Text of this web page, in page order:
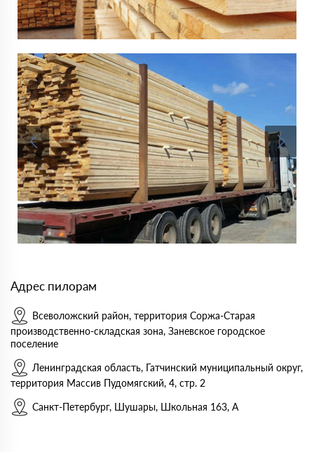
Адрес пилорам
Всеволожский район, территория Соржа-Старая
производственно-складская зона, Заневское городское
поселение
Ленинградская область, Гатчинский муниципальный округ,
территория Массив Пудомягский, 4, стр. 2
Санкт-Петербург, Шушары, Школьная 163, А